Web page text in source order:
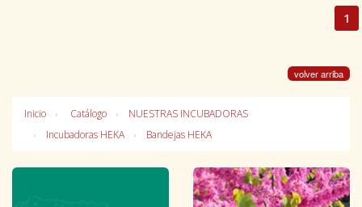
1
volver arriba
Inicio Catálogo
NUESTRAS INCUBADORAS
Incubadoras HEKA
Bandejas HEKA